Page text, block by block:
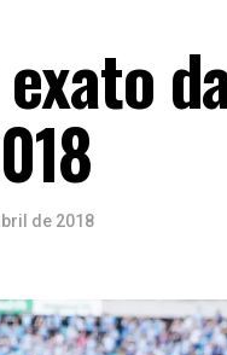
de 2018